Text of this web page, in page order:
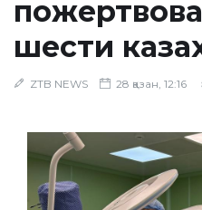
шести
ZTB NEWS 28 қазан, 12:16